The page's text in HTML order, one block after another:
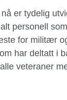
er tydelig
personell
for militær
har deltatt i
veteraner